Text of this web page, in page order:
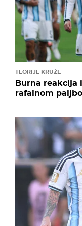
TEORIJE KRUŽE
Burna reakcija
rafalnom